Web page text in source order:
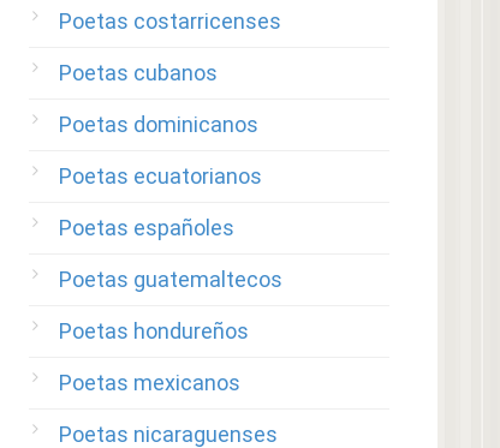
Poetas costarricenses
Poetas cubanos
Poetas dominicanos
Poetas ecuatorianos
Poetas españoles
Poetas guatemaltecos
Poetas hondureños
Poetas mexicanos
Poetas nicaraguenses